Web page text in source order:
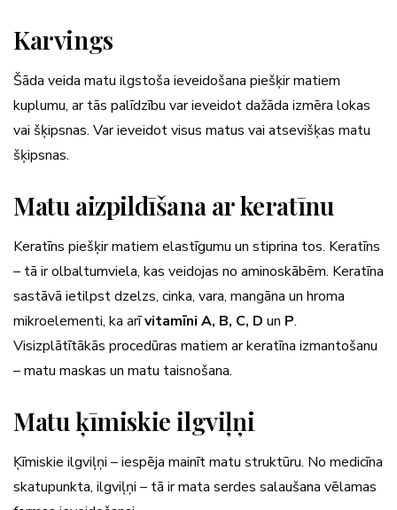
Karvings
Šāda veida matu ilgstoša ieveidošana piešķir matiem
kuplumu, ar tās palīdzību var ieveidot dažāda izmēra lokas
vai šķipsnas. Var ieveidot visus matus vai atsevišķas matu
šķipsnas.
Matu aizpildīšana ar keratīnu
Keratīns piešķir matiem elastīgumu un stiprina tos. Keratīns
– tā ir olbaltumviela, kas veidojas no aminoskābēm. Keratīna
sastāvā ietilpst dzelzs, cinka, vara, mangāna un hroma
mikroelementi, ka arīvitamīni A, B, C, D un P.
Visizplātītākās procedūras matiem ar keratīna izmantošanu
– matu maskas un matu taisnošana.
Matu ķīmiskie ilgviļņi
Ķīmiskie ilgviļņi – iespēja mainīt matu struktūru. No medicīna
skatupunkta, ilgviļņi – tā ir mata serdes salaušana vēlamas